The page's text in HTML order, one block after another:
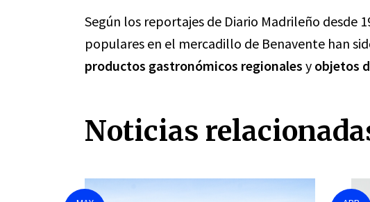
Según los reportajes de Diario Madrileño desde
populares en el mercadillo de Benavente han
productos gastronómicos regionales y objetos
Noticias